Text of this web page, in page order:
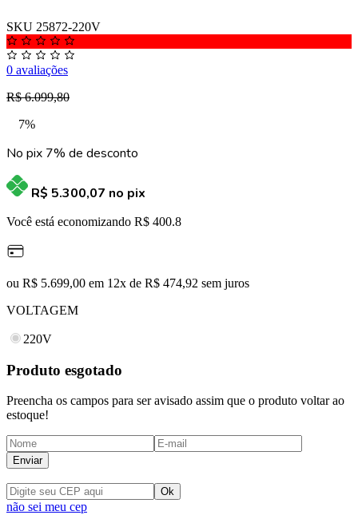
SKU 25872-220V
0 avaliações
R$ 6.099,80
7%
No pix 7% de desconto
R$ 5.300,07 no pix
Você está economizando R$ 400.8
ou R$ 5.699,00 em 12x de R$ 474,92 sem juros
VOLTAGEM
220V
Produto esgotado
Preencha os campos para ser avisado assim que o produto voltar ao
estoque!
Enviar
não sei meu cep